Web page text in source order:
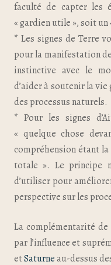
faculté de capter les
« gardien utile », soit un
* Les signes de Terre
pour la manifestation
instinctive avec le
d’aider à soutenir la
des processus naturels.
* Pour les signes
« quelque chose
compréhension étant
totale ». Le principe
d’utiliser pour
perspective sur les
La complémentarité
par l’influence et
etSaturne au-dessus